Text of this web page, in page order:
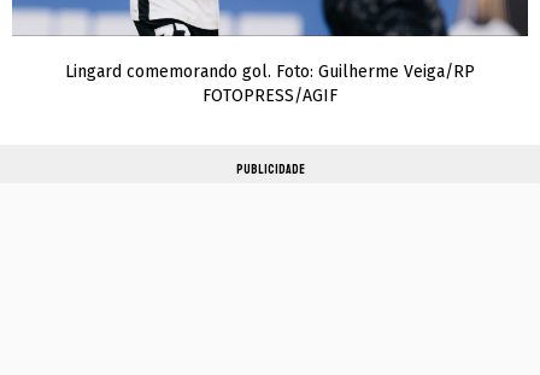
Lingard comemorando gol. Foto: Guilherme Veiga/RP
FOTOPRESS/AGIF
PUBLICIDADE